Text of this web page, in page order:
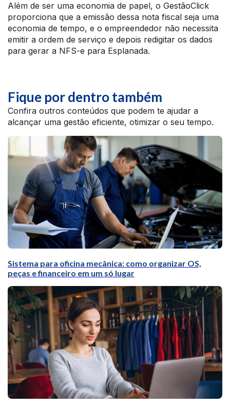
Além de ser uma economia de papel, o GestãoClick
proporciona que a emissão dessa nota fiscal seja uma
economia de tempo, e o empreendedor não necessita
emitir a ordem de serviço e depois redigitar os dados
para gerar a NFS-e para Esplanada.
Fique por dentro também
Confira outros conteúdos que podem te ajudar a
alcançar uma gestão eficiente, otimizar o seu tempo.
Sistema para oficina mecânica: como organizar OS,
peças e financeiro em um só lugar